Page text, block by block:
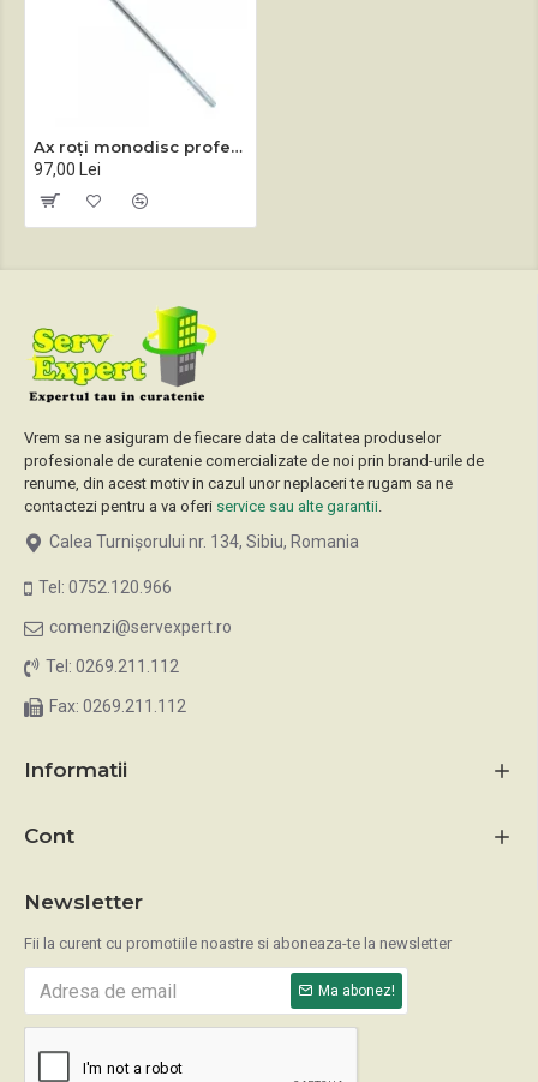
Ax roți monodisc profesional Sprintus ZEUS
97,00 Lei
Vrem sa ne asiguram de fiecare data de calitatea produselor
profesionale de curatenie comercializate de noi prin brand-urile de
renume, din acest motiv in cazul unor neplaceri te rugam sa ne
contactezi pentru a va oferi service sau alte garantii.
Calea Turnișorului nr. 134, Sibiu, Romania
Tel: 0752.120.966
comenzi@servexpert.ro
Tel: 0269.211.112
Fax: 0269.211.112
Informatii
Cont
Newsletter
Fii la curent cu promotiile noastre si aboneaza-te la newsletter
Ma abonez!